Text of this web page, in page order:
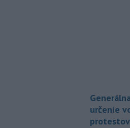
určenie
protestov